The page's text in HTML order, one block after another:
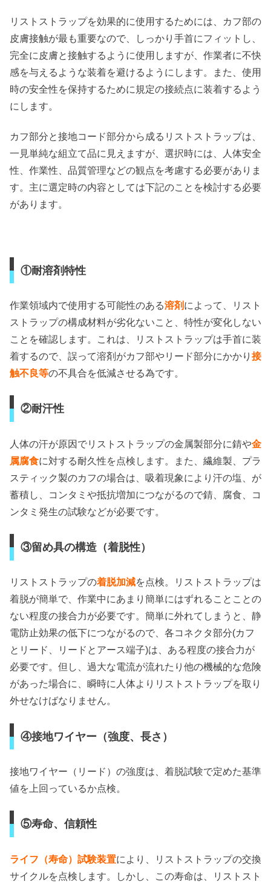
リストストラップを効果的に使用するためには、カフ部の
皮膚接触が最も重要なので、しっかり手首にフィットし、
完全に皮膚と接触するように使用しますが、作業者に不快
感を与えるような装着を避けるようにします。また、使用
時の安全性を保持するために規定の接続点に装着するよう
にします。
カフ部分と接地コード部分から成るリストストラップは、
一見単純な組立て品に見えますが、選択時には、人体安全
性、作業性、品質管理などの観点を考慮する必要がありま
す。主に選定時の内容としては下記のことを検討する必要
があります。
①耐溶剤特性
作業領域内で使用する可能性のある溶剤 によって、リスト
ストラップの構成材料が劣化ないこと、特性が変化しない
ことを確認します。これは、リストストラップは手首に装
着するので、誤って溶剤がカフ部やリード部分にかかり 接
触不良等の不具合を低減させる為です。
②耐汗性
人体の汗が原因でリストストラップの金属製部分に錆や金
属腐食に対する耐久性を点検します。また、繊維製、プラ
スティック製のカフの場合は、吸着現象により汗の塩、が
蓄積し、コンタミや抵抗増加につながるので錆、腐食、コ
ンタミ発生の試験などが必要です。
③留め具の構造（着脱性）
リストストラップの着脱加減を点検。リストストラップは
着脱が簡単で、作業中にあまり簡単にはずれることことの
ない程度の接合力が必要です。簡単に外れてしまうと、静
電防止効果の低下につながるので、各コネクタ部分(カフ
とリード、リードとアース端子)は、ある程度の接合力が
必要です。但し、過大な電流が流れたり他の機械的な危険
があった場合に、瞬時に人体よりリストストラップを取り
外せなけばなりません。
④接地ワイヤー（強度、長さ）
接地ワイヤー（リード）の強度は、着脱試験で定めた基準
値を上回っているか点検。
⑤寿命、信頼性
ライフ（寿命）試験装置により、リストストラップの交換
サイクルを点検します。しかし、この寿命は、リストスト